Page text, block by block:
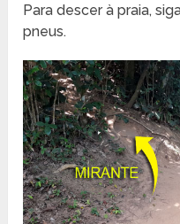
Para descer à praia,
pneus.